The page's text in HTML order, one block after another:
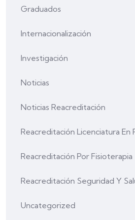
Graduados
Internacionalización
Investigación
Noticias
Noticias Reacreditación
Reacreditación Licenciatura En
Reacreditación Por Fisioterapia
Reacreditación Seguridad Y
Uncategorized